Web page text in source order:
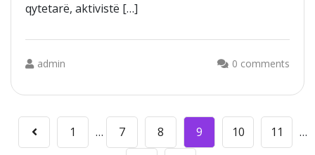
qytetarë, aktivistë […]
admin 0 comments
Posts
1 … 7 8 9 10 11 …